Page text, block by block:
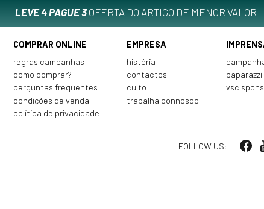
LEVE 4 PAGUE 3OFERTA DO ARTIGO DE MENOR
COMPRAR ONLINE
regras campanhas
como comprar?
perguntas frequentes
condições de venda
política de privacidade
EMPRESA
história
contactos
culto
trabalha connosco
paparazzi
vsc
FOLLOW US: